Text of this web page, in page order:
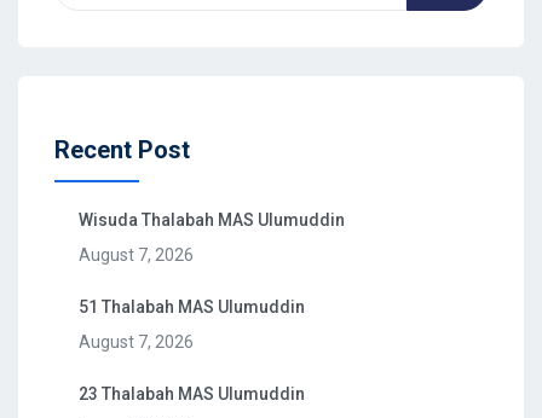
Recent Post
Wisuda Thalabah MAS Ulumuddin
August 7, 2026
51 Thalabah MAS Ulumuddin
August 7, 2026
23 Thalabah MAS Ulumuddin